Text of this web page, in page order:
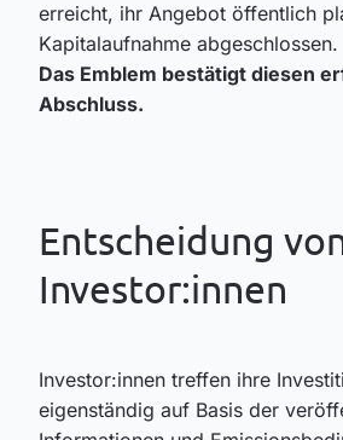
erreicht, ihr Angebot öffentlich
Kapitalaufnahme abgeschlossen.
Das Emblem bestätigt diesen
Abschluss.
Entscheidung
Investor:innen
Investor:innen treffen ihre
eigenständig auf Basis der